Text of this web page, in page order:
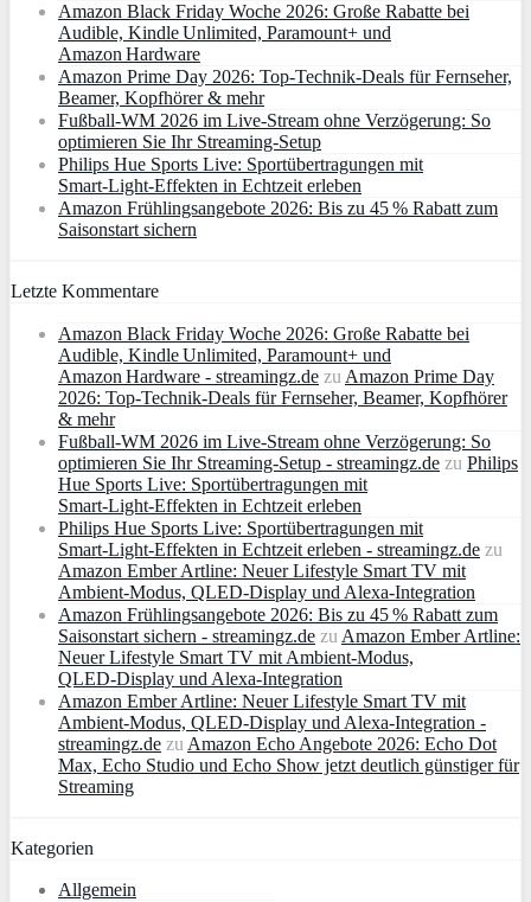
Amazon Black Friday Woche 2026: Große Rabatte bei
Audible, Kindle Unlimited, Paramount+ und
Amazon Hardware
Amazon Prime Day 2026: Top-Technik-Deals für Fernseher,
Beamer, Kopfhörer & mehr
Fußball-WM 2026 im Live-Stream ohne Verzögerung: So
optimieren Sie Ihr Streaming-Setup
Philips Hue Sports Live: Sportübertragungen mit
Smart‑Light‑Effekten in Echtzeit erleben
Amazon Frühlingsangebote 2026: Bis zu 45 % Rabatt zum
Saisonstart sichern
Letzte Kommentare
Amazon Black Friday Woche 2026: Große Rabatte bei
Audible, Kindle Unlimited, Paramount+ und
Amazon Hardware - streamingz.de zuAmazon Prime Day
2026: Top-Technik-Deals für Fernseher, Beamer, Kopfhörer
& mehr
Fußball-WM 2026 im Live-Stream ohne Verzögerung: So
optimieren Sie Ihr Streaming-Setup - streamingz.de zu Philips
Hue Sports Live: Sportübertragungen mit
Smart‑Light‑Effekten in Echtzeit erleben
Philips Hue Sports Live: Sportübertragungen mit
Smart‑Light‑Effekten in Echtzeit erleben - streamingz.de zu
Amazon Ember Artline: Neuer Lifestyle Smart TV mit
Ambient‑Modus, QLED‑Display und Alexa‑Integration
Amazon Frühlingsangebote 2026: Bis zu 45 % Rabatt zum
Saisonstart sichern - streamingz.de zuAmazon Ember Artline:
Neuer Lifestyle Smart TV mit Ambient‑Modus,
QLED‑Display und Alexa‑Integration
Amazon Ember Artline: Neuer Lifestyle Smart TV mit
Ambient‑Modus, QLED‑Display und Alexa‑Integration -
streamingz.de zuAmazon Echo Angebote 2026: Echo Dot
Max, Echo Studio und Echo Show jetzt deutlich günstiger für
Streaming
Kategorien
Allgemein